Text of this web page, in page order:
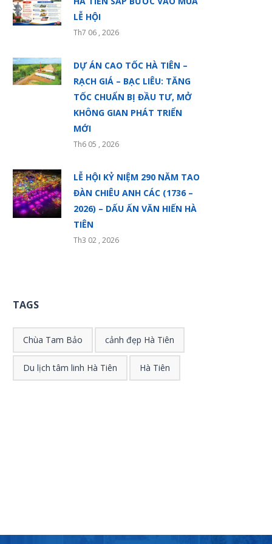
LỄ HỘI
Th7 06 , 2026
DỰ ÁN CAO TỐC HÀ TIÊN –
RẠCH GIÁ – BẠC LIÊU: TĂNG
TỐC CHUẨN BỊ ĐẦU TƯ, MỞ
KHÔNG GIAN PHÁT TRIỂN
MỚI
Th6 05 , 2026
LỄ HỘI KỶ NIỆM 290 NĂM TAO
ĐÀN CHIÊU ANH CÁC (1736 –
2026) – DẤU ẤN VĂN HIẾN HÀ
TIÊN
Th3 02 , 2026
TAGS
Chùa Tam Bảo cảnh đẹp Hà Tiên
Du lịch tâm linh Hà Tiên Hà Tiên